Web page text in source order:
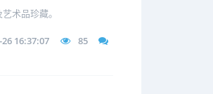
术品珍藏。
16:37:07 85